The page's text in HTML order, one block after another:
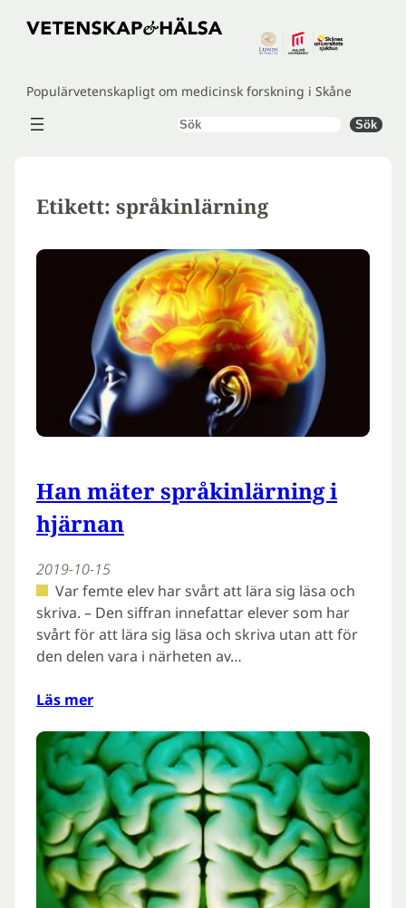
Hoppa
Populärvetenskapligt om medicinsk forskning i Skåne
Sök Sök
Etikett: språkinlärning
Han mäter språkinlärning i
hjärnan
2019-10-15
Var femte elev har svårt att lära sig läsa och
skriva. – Den siffran innefattar elever som har
svårt för att lära sig läsa och skriva utan att för
den delen vara i närheten av…
Läs mer